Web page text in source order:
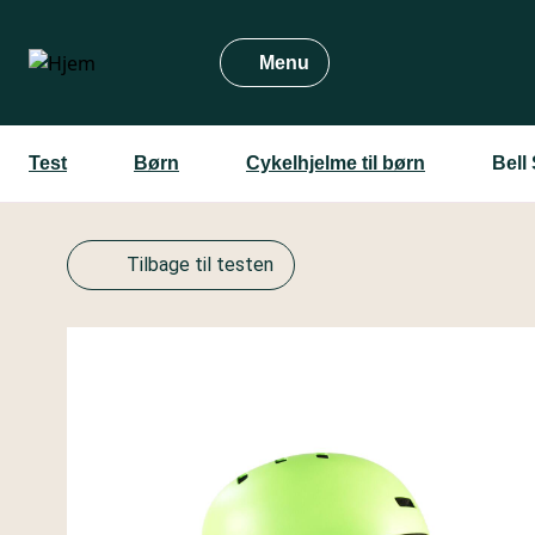
hovedindhold
Menu
Test Børn Cykelhjelme til børn Bell
Tilbage til testen